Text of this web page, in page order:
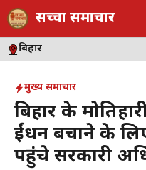
Skip
to
content
सच्चा समाचार
बिहार
मुख्य समाचार
बिहार के
ईंधन बचाने के
पहुंचे सरकारी